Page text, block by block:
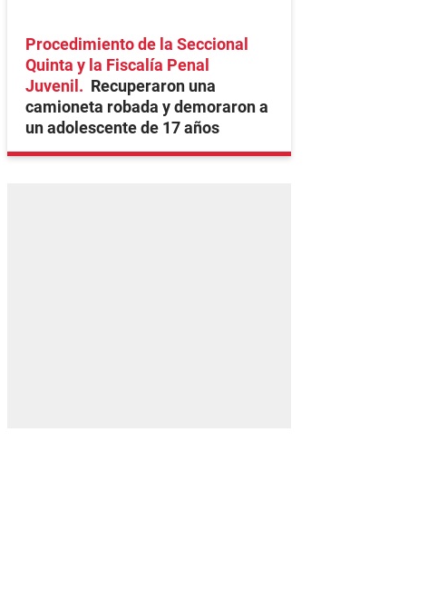
Procedimiento de la Seccional
Quinta y la Fiscalía Penal
Juvenil
Recuperaron una
camioneta robada y demoraron a
un adolescente de 17 años